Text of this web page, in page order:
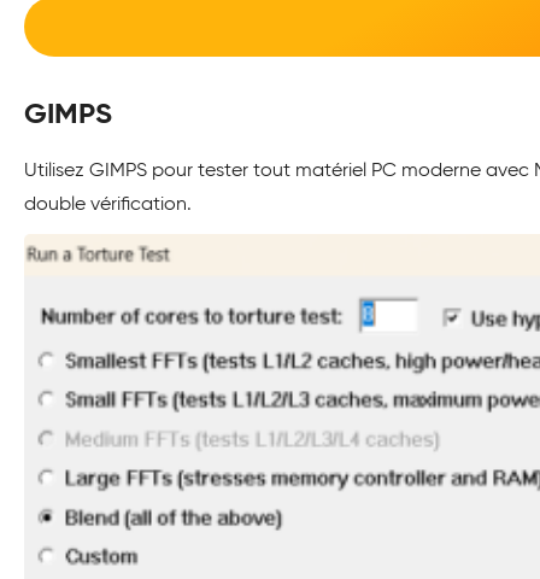
GIMPS
Utilisez GIMPS pour tester tout matériel PC moderne avec
double vérification.